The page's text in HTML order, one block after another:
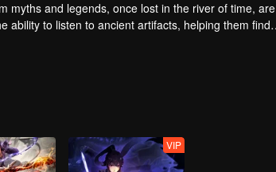
myths and legends, once lost in the river of time, are
ability to listen to ancient artifacts, helping them find
Su Beilu, and they become close friends. Only the
VIP